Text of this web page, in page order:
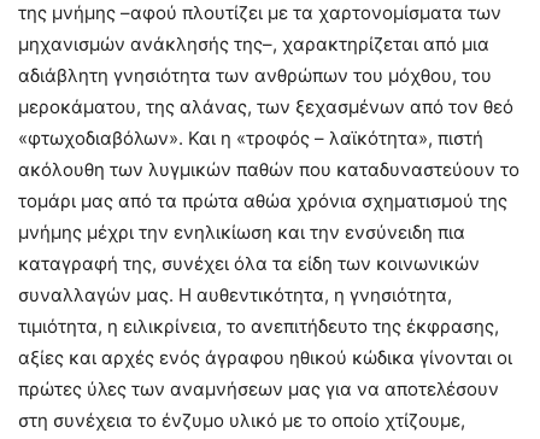
της μνήμης –αφού πλουτίζει με τα χαρτονομίσματα των
μηχανισμών ανάκλησής της–, χαρακτηρίζεται από μια
αδιάβλητη γνησιότητα των ανθρώπων του μόχθου, του
μεροκάματου, της αλάνας, των ξεχασμένων από τον θεό
«φτωχοδιαβόλων». Και η «τροφός – λαϊκότητα», πιστή
ακόλουθη των λυγμικών παθών που καταδυναστεύουν το
τομάρι μας από τα πρώτα αθώα χρόνια σχηματισμού της
μνήμης μέχρι την ενηλικίωση και την ενσύνειδη πια
καταγραφή της, συνέχει όλα τα είδη των κοινωνικών
συναλλαγών μας. Η αυθεντικότητα, η γνησιότητα,
τιμιότητα, η ειλικρίνεια, το ανεπιτήδευτο της έκφρασης,
αξίες και αρχές ενός άγραφου ηθικού κώδικα γίνονται οι
πρώτες ύλες των αναμνήσεων μας για να αποτελέσουν
στη συνέχεια το ένζυμο υλικό με το οποίο χτίζουμε,